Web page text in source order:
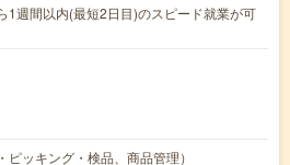
1週間以内(最短2日目)のスピード就業が可
ピッキング・検品、商品管理）